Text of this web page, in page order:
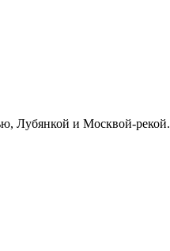
Лубянкой и Москвой-рекой.